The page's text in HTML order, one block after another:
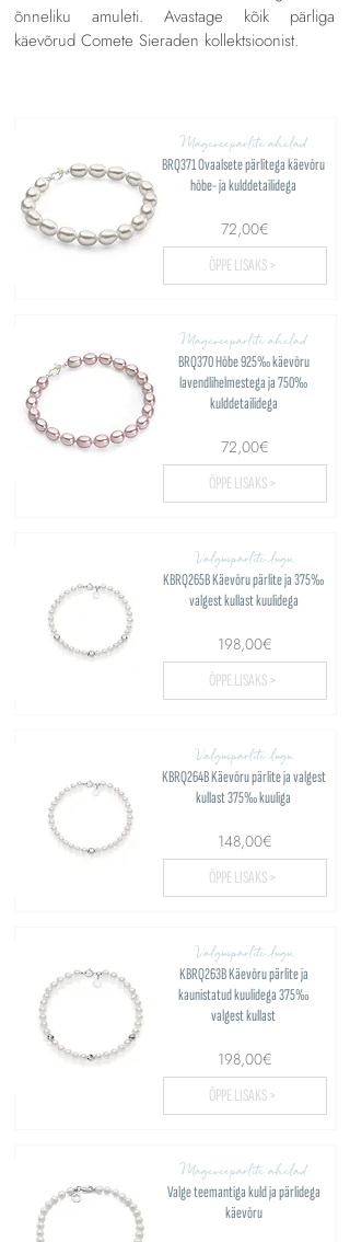
õnneliku amuleti. Avastage kõik pärliga
käevõrud Comete Sieraden kollektsioonist.
Mageveepärlite ahelad
BRQ371 Ovaalsete pärlitega käevõru
hõbe- ja kulddetailidega
72,00€
ÕPPE LISAKS >
Mageveepärlite ahelad
BRQ370 Hõbe 925‰ käevõru
lavendlihelmestega ja 750‰
kulddetailidega
72,00€
ÕPPE LISAKS >
Valguspärlite lugu
KBRQ265B Käevõru pärlite ja 375‰
valgest kullast kuulidega
198,00€
ÕPPE LISAKS >
Valguspärlite lugu
KBRQ264B Käevõru pärlite ja valgest
kullast 375‰ kuuliga
148,00€
ÕPPE LISAKS >
Valguspärlite lugu
KBRQ263B Käevõru pärlite ja
kaunistatud kuulidega 375‰
valgest kullast
198,00€
ÕPPE LISAKS >
Mageveepärlite ahelad
Valge teemantiga kuld ja pärlidega
käevõru